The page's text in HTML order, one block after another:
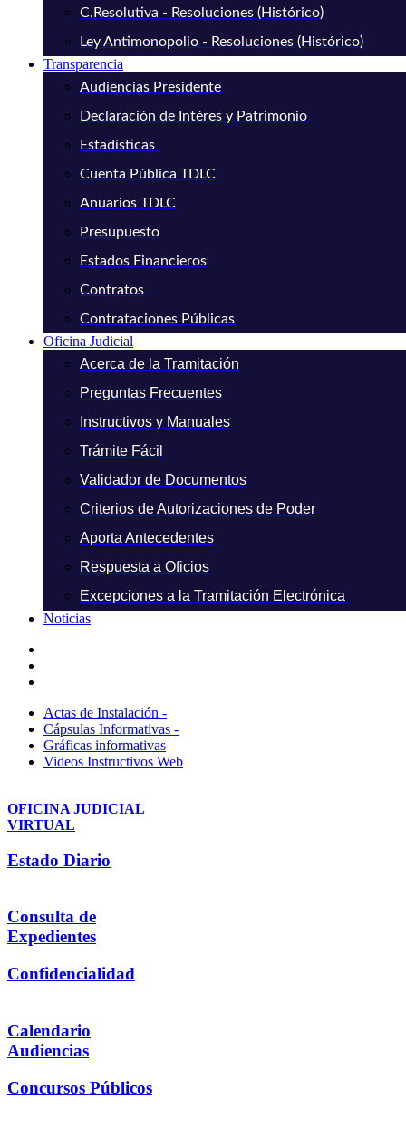
C.Resolutiva - Resoluciones (Histórico)
Ley Antimonopolio - Resoluciones (Histórico)
Transparencia
Audiencias Presidente
Declaración de Intéres y Patrimonio
Estadísticas
Cuenta Pública TDLC
Anuarios TDLC
Presupuesto
Estados Financieros
Contratos
Contrataciones Públicas
Oficina Judicial
Acerca de la Tramitación
Preguntas Frecuentes
Instructivos y Manuales
Trámite Fácil
Validador de Documentos
Criterios de Autorizaciones de Poder
Aporta Antecedentes
Respuesta a Oficios
Excepciones a la Tramitación Electrónica
Noticias
Actas de Instalación -
Cápsulas Informativas -
Gráficas informativas
Videos Instructivos Web
OFICINA JUDICIAL
VIRTUAL
Estado Diario
Consulta de
Expedientes
Confidencialidad
Calendario
Audiencias
Concursos Públicos